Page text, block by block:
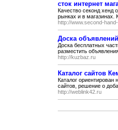
сток интернет
Качество секонд хенд
рынках и в магазинах.
http://www.second-
Доска
Доска бесплатных
разместить
http://kuzbaz.ru
Каталог сайтов
Каталог
сайтов, решение о
http://weblink42.ru